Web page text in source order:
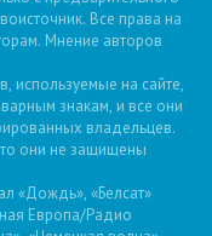
Все права на
Мнение авторов
используемые на сайте,
знакам, и все они
владельцев.
они не защищены
«Дождь», «Белсат»
Европа/Радио